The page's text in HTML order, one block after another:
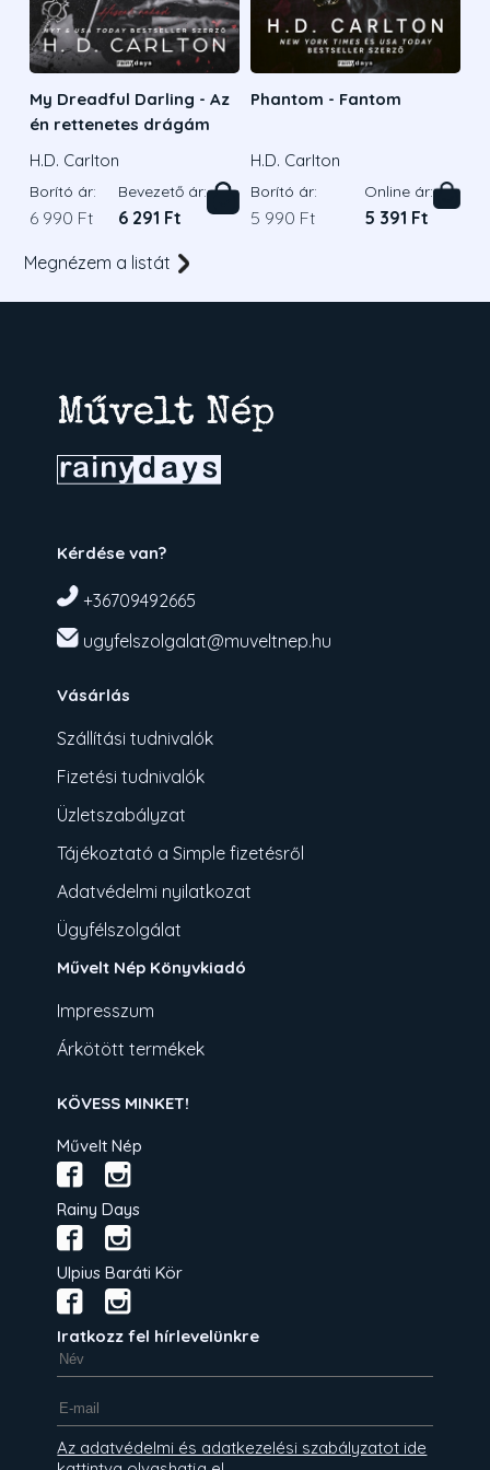
My Dreadful Darling - Az
én rettenetes drágám
H.D. Carlton
Borító ár:
6 990 Ft
Bevezető ár:
6 291 Ft
Phantom - Fantom
H.D. Carlton
Borító ár:
5 990 Ft
Online ár:
5 391 Ft
Megnézem a listát
Kérdése van?
+36709492665
ugyfelszolgalat@muveltnep.hu
Vásárlás
Szállítási tudnivalók
Fizetési tudnivalók
Üzletszabályzat
Tájékoztató a Simple fizetésről
Adatvédelmi nyilatkozat
Ügyfélszolgálat
Művelt Nép Könyvkiadó
Impresszum
Árkötött termékek
KÖVESS MINKET!
Művelt Nép
Rainy Days
Ulpius Baráti Kör
Iratkozz fel hírlevelünkre
Az adatvédelmi és adatkezelési szabályzatot ide